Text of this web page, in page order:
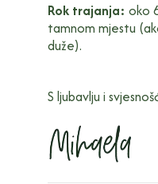
Rok trajanja: oko
tamnom mjestu
duže).
S ljubavlju i